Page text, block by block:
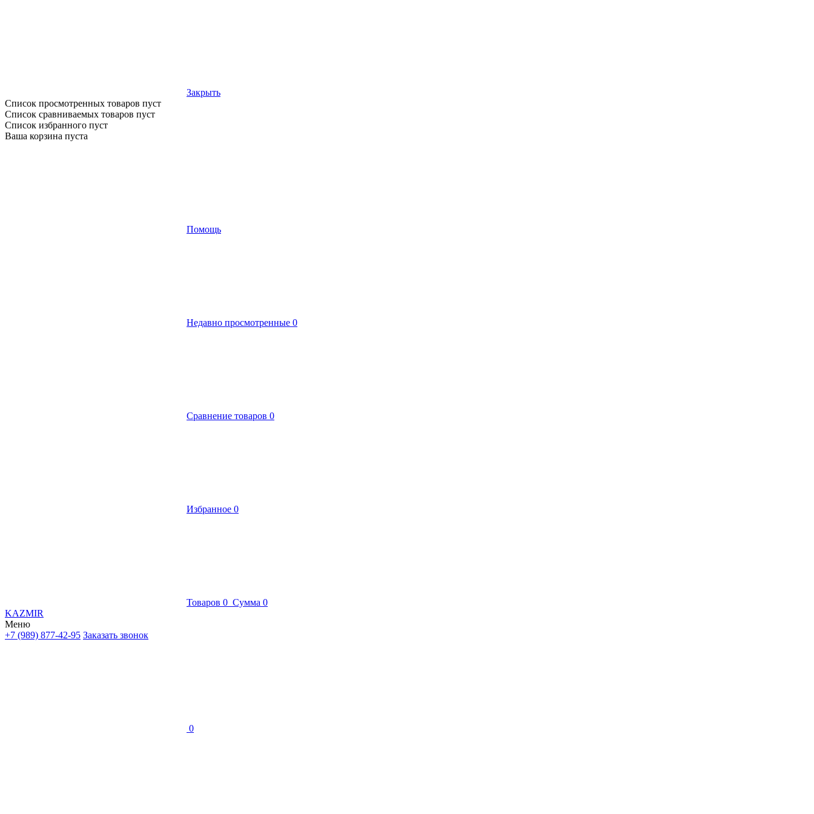
Закрыть
Список просмотренных товаров пуст
Список сравниваемых товаров пуст
Список избранного пуст
Ваша корзина пуста
Помощь
Недавно просмотренные 0
Сравнение товаров 0
Избранное 0
Товаров 0 Сумма 0
KAZMIR
Меню
+7 (989) 877-42-95 Заказать звонок
0